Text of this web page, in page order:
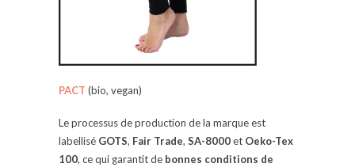
PACT (bio, vegan)
Le processus de production de la marque est
labellisé GOTS, Fair Trade, SA-8000et Oeko-Tex
100, ce qui garantit de bonnes conditions de